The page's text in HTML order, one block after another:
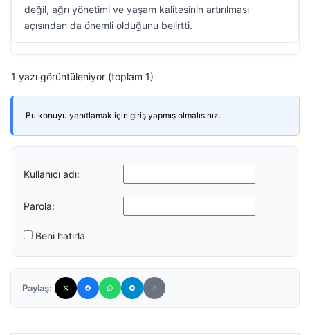
değil, ağrı yönetimi ve yaşam kalitesinin artırılması
açısından da önemli olduğunu belirtti.
1 yazı görüntüleniyor (toplam 1)
Bu konuyu yanıtlamak için giriş yapmış olmalısınız.
Kullanıcı adı:
Parola:
Beni hatırla
Paylaş: